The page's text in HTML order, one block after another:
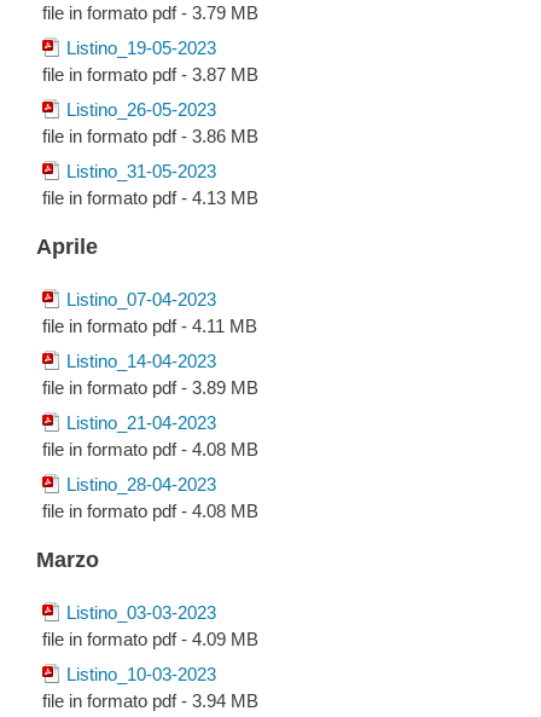
file in formato pdf - 3.79 MB
Listino_19-05-2023
file in formato pdf - 3.87 MB
Listino_26-05-2023
file in formato pdf - 3.86 MB
Listino_31-05-2023
file in formato pdf - 4.13 MB
Aprile
Listino_07-04-2023
file in formato pdf - 4.11 MB
Listino_14-04-2023
file in formato pdf - 3.89 MB
Listino_21-04-2023
file in formato pdf - 4.08 MB
Listino_28-04-2023
file in formato pdf - 4.08 MB
Marzo
Listino_03-03-2023
file in formato pdf - 4.09 MB
Listino_10-03-2023
file in formato pdf - 3.94 MB